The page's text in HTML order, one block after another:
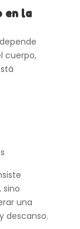
en la
cuerpo,
sino
una
descanso.